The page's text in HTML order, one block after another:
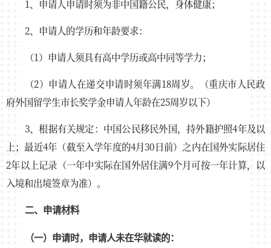
1、申请人申请时须为非中国籍公民，身体健康；
2、申请人的学历和年龄要求：
（1）申请人须具有高中学历或高中同等学力；
（2）申请人在递交申请时须年满18周岁。（重庆市人民政
府外国留学生市长奖学金申请人年龄在25周岁以下）
3、根据有关规定：中国公民移民外国，持外籍护照4年及以
上；最近4年（截至入学年度的4月30日前）之内在国外实际居住
2年以上记录（一年中实际在国外居住满9个月可按一年计算，以
入境和出境签章为准）。
二、申请材料
（一）申请时，申请人未在华就读的：